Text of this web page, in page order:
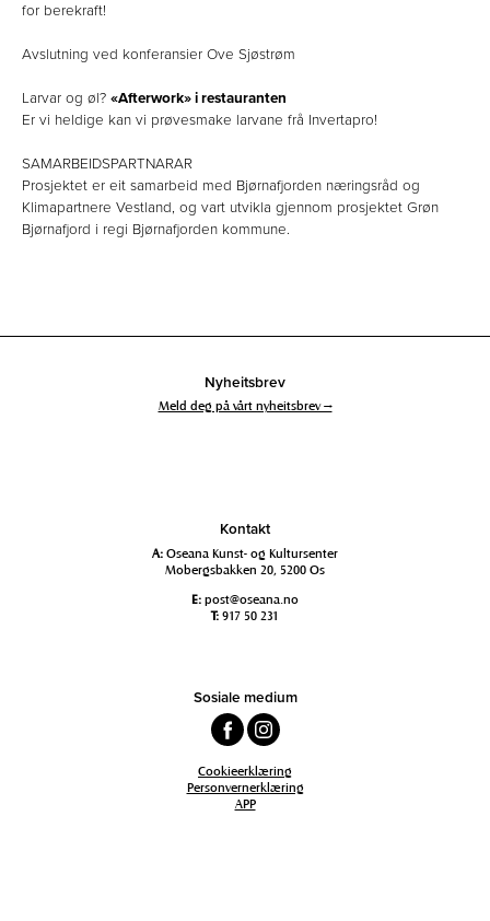
for berekraft!
Avslutning ved konferansier Ove Sjøstrøm
Larvar og øl? «Afterwork» i restauranten
Er vi heldige kan vi prøvesmake larvane frå Invertapro!
SAMARBEIDSPARTNARAR
Prosjektet er eit samarbeid med Bjørnafjorden næringsråd og
Klimapartnere Vestland, og vart utvikla gjennom prosjektet Grøn
Bjørnafjord i regi Bjørnafjorden kommune.
Nyheitsbrev
Meld deg på vårt nyheitsbrev →
Kontakt
A: Oseana Kunst- og Kultursenter
Mobergsbakken 20, 5200 Os
E: post@oseana.no
T: 917 50 231
Sosiale medium
Cookieerklæring
Personvernerklæring
APP